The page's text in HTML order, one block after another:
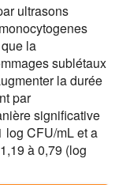
ultrasons
la
sublétaux
la durée
par
significative
log CFU/mL et a
à 0,79 (log